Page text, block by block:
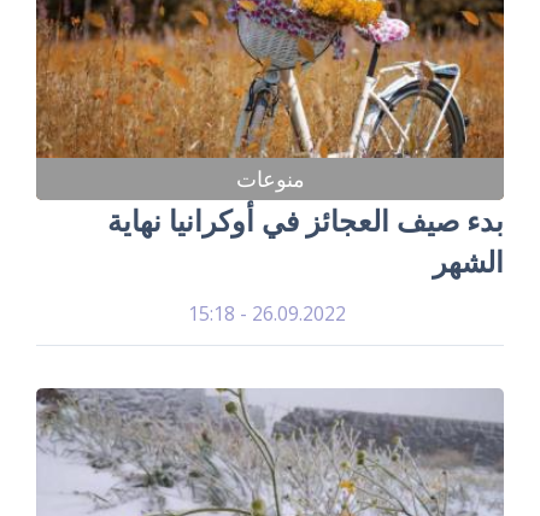
منوعات
بدء صيف العجائز في أوكرانيا نهاية
الشهر
26.09.2022 - 15:18